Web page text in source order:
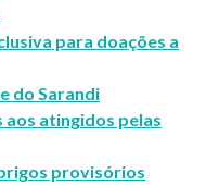
para doações a
do Sarandi
atingidos pelas
provisórios